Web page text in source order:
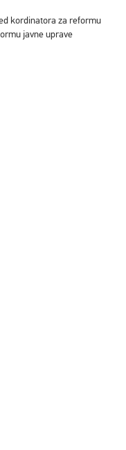
kordinatora za reformu
javne uprave